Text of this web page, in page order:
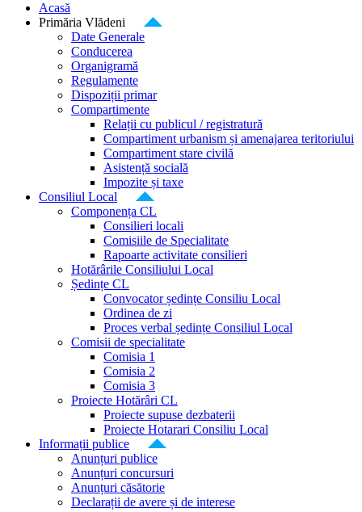
Acasă
Primăria Vlădeni
Date Generale
Conducerea
Organigramă
Regulamente
Dispoziții primar
Compartimente
Relații cu publicul / registratură
Compartiment urbanism și amenajarea teritoriului
Compartiment stare civilă
Asistență socială
Impozite și taxe
Consiliul Local
Componența CL
Consilieri locali
Comisiile de Specialitate
Rapoarte activitate consilieri
Hotărârile Consiliului Local
Ședințe CL
Convocator ședințe Consiliu Local
Ordinea de zi
Proces verbal ședințe Consiliul Local
Comisii de specialitate
Comisia 1
Comisia 2
Comisia 3
Proiecte Hotărâri CL
Proiecte supuse dezbaterii
Proiecte Hotarari Consiliu Local
Informații publice
Anunțuri publice
Anunțuri concursuri
Anunțuri căsătorie
Declarații de avere și de interese